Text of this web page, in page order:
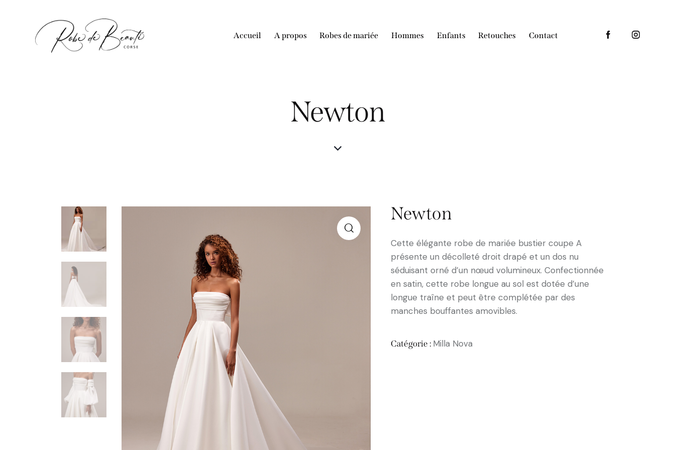
Accueil A propos Robes de mariée Hommes Enfants Retouches Contact
Newton
Newton
Cette élégante robe de mariée bustier coupe A
présente un décolleté droit drapé et un dos nu
séduisant orné d’un nœud volumineux. Confectionnée
en satin, cette robe longue au sol est dotée d’une
longue traîne et peut être complétée par des
manches bouffantes amovibles.
Catégorie : Milla Nova